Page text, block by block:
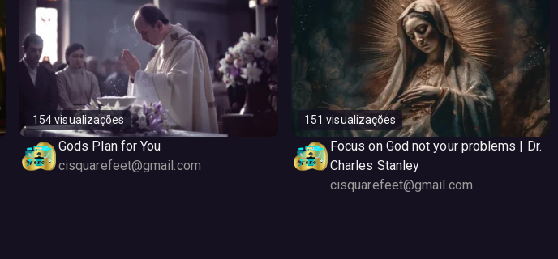
154 visualizações
Gods Plan for You
cisquarefeet@gmail.com
151 visualizações
Focus on God not your problems | Dr.
Charles Stanley
cisquarefeet@gmail.com